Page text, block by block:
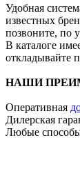
Удобная
известных
позвоните, по
В каталоге
откладывайте
НАШИ
Оперативная
Дилерская
Любые